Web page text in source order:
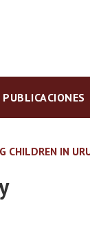
PUBLICACIONES
CHILDREN IN